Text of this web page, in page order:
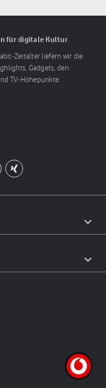
für digitale Kultur
Zeitalter liefern wir die
Gadgets, den
TV-Höhepunkte.